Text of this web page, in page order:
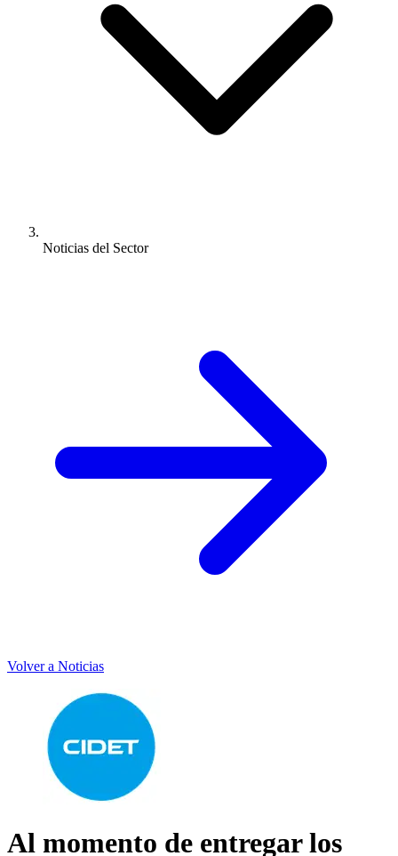
Noticias del Sector
Volver a Noticias
Al momento de entregar los